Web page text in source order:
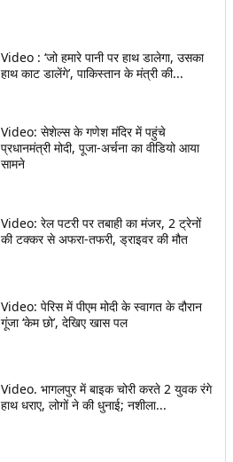
Video : ‘जो हमारे पानी पर हाथ डालेगा, उसका
हाथ काट डालेंगे’, पाकिस्तान के मंत्री की...
Video: सेशेल्स के गणेश मंदिर में पहुंचे
प्रधानमंत्री मोदी, पूजा-अर्चना का वीडियो आया
सामने
Video: रेल पटरी पर तबाही का मंजर, 2 ट्रेनों
की टक्कर से अफरा-तफरी, ड्राइवर की मौत
Video: पेरिस में पीएम मोदी के स्वागत के दौरान
गूंजा ‘केम छो’, देखिए खास पल
Video. भागलपुर में बाइक चोरी करते 2 युवक रंगे
हाथ धराए, लोगों ने की धुनाई; नशीला...